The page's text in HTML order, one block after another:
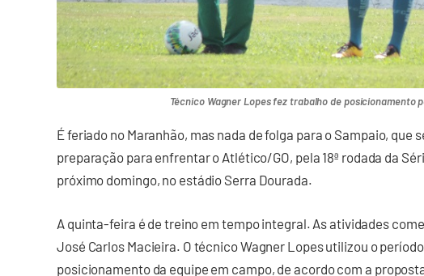
Técnico Wagner Lopes fez trabalho de posicionamento
É feriado no Maranhão, mas nada de folga para o Sampaio, que
preparação para enfrentar o Atlético/GO, pela 18ª rodada da
próximo domingo, no estádio Serra Dourada.
A quinta-feira é de treino em tempo integral. As atividades
José Carlos Macieira. O técnico Wagner Lopes utilizou o
posicionamento da equipe em campo, de acordo com a